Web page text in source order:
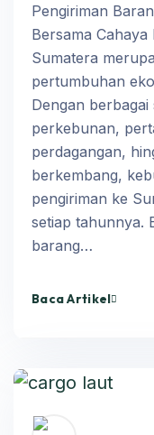
Pengiriman
Bersama
Sumatera
pertumbuhan
Dengan
perkebunan,
perdagangan,
berkembang,
pengiriman ke
setiap tahunnya.
barang…
Baca Artikel